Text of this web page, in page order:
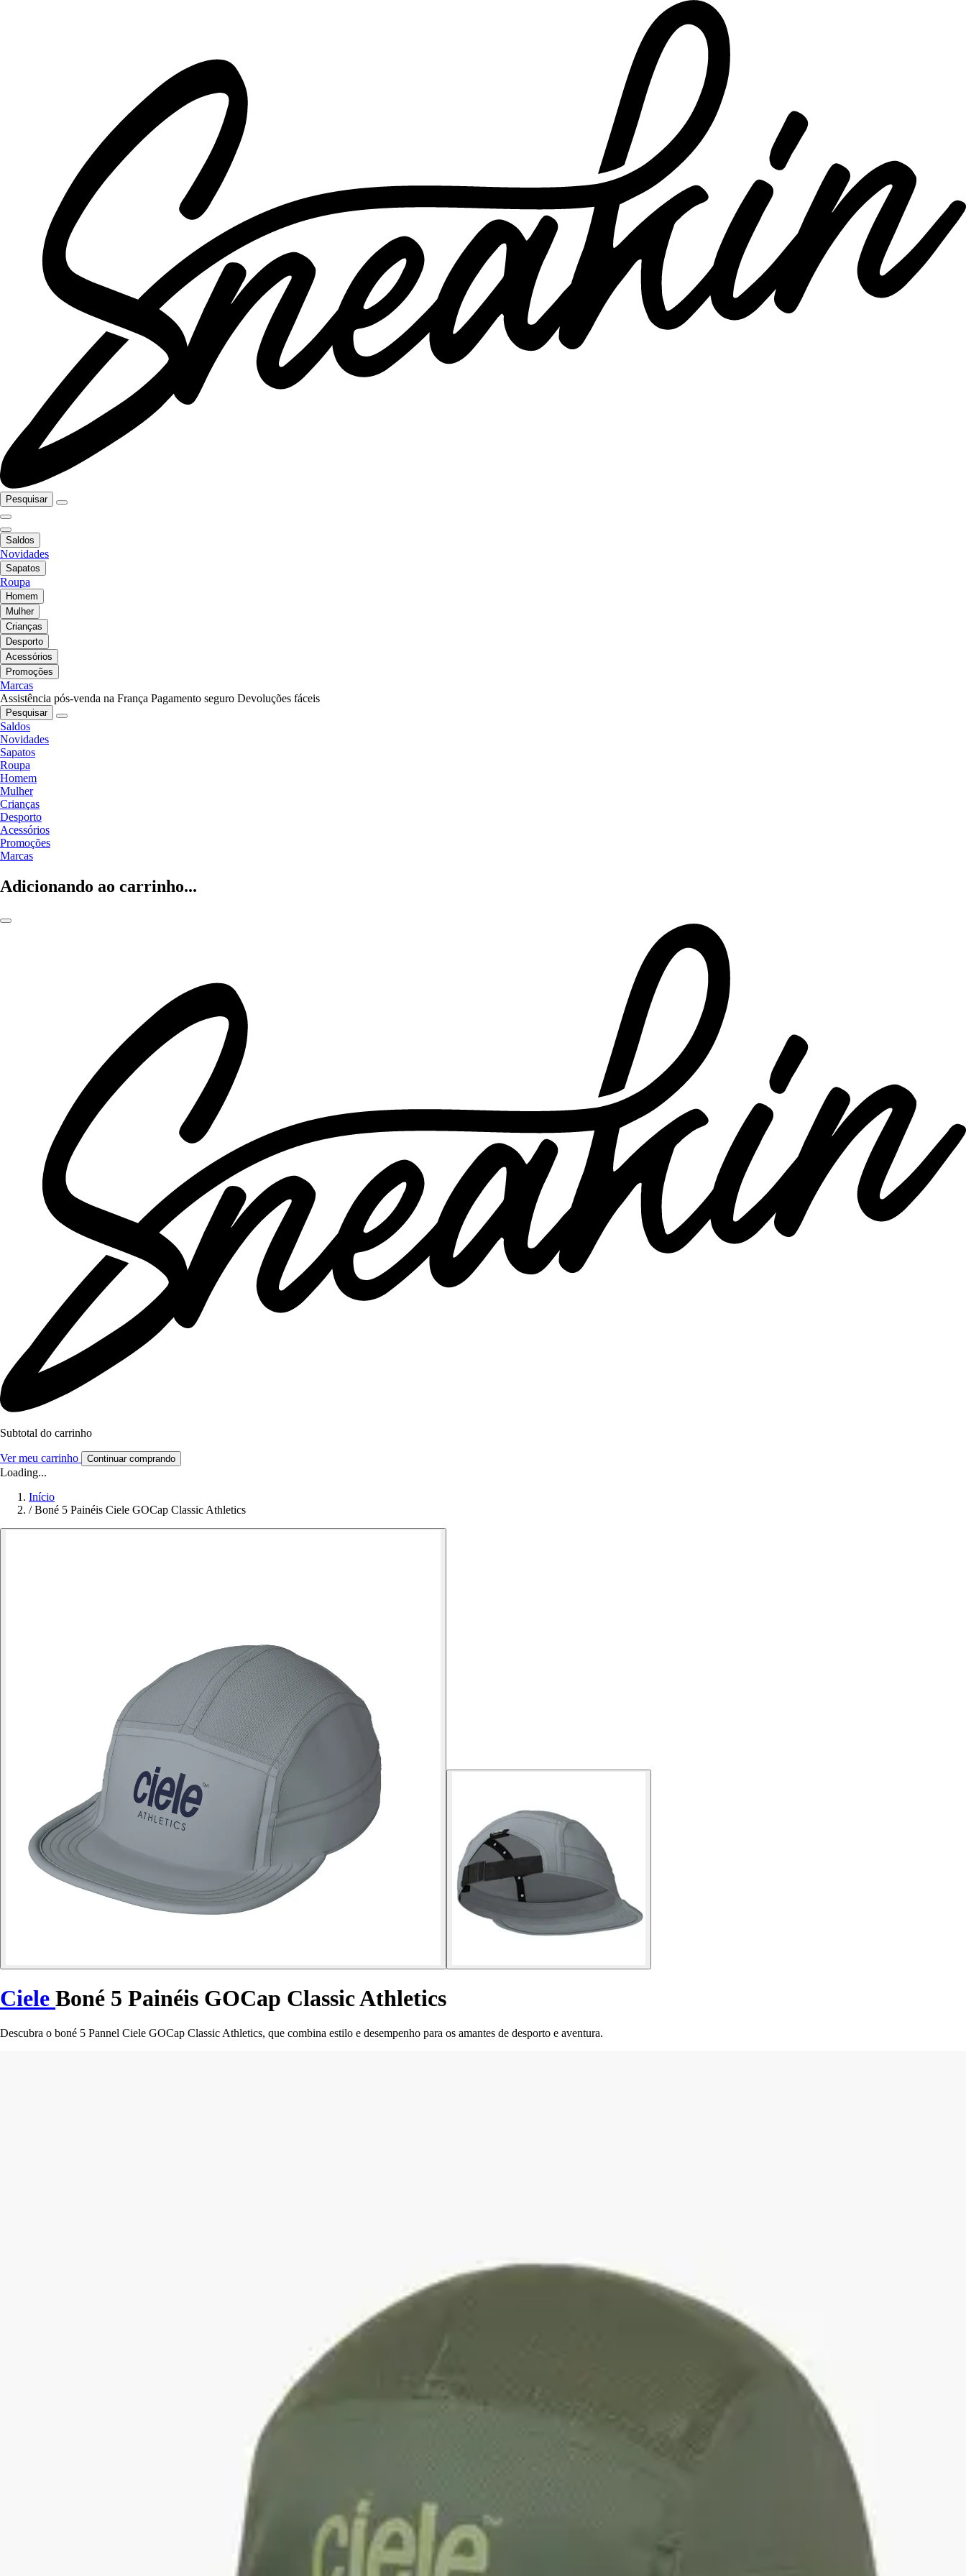
Pesquisar
Saldos
Novidades
Sapatos
Roupa
Homem
Mulher
Crianças
Desporto
Acessórios
Promoções
Marcas
Assistência pós-venda na França Pagamento seguro Devoluções fáceis
Pesquisar
Saldos
Novidades
Sapatos
Roupa
Homem
Mulher
Crianças
Desporto
Acessórios
Promoções
Marcas
Adicionando ao carrinho...
Subtotal do carrinho
Ver meu carrinho Continuar comprando
Loading...
Início
/ Boné 5 Painéis Ciele GOCap Classic Athletics
Ciele Boné 5 Painéis GOCap Classic Athletics
Descubra o boné 5 Pannel Ciele GOCap Classic Athletics, que combina estilo e desempenho para os amantes de desporto e aventura.